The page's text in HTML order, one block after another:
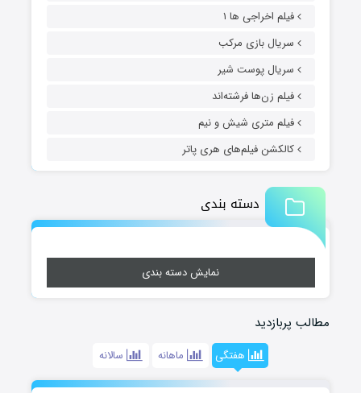
فیلم اخراجی ها ۱
سریال بازی مرکب
سریال پوست شیر
فیلم زن‌ها فرشته‌اند
فیلم متری شیش و نیم
کالکشن فیلم‌های هری پاتر
دسته بندی
نمایش دسته بندی
مطالب پربازدید
هفتگی ماهانه سالانه